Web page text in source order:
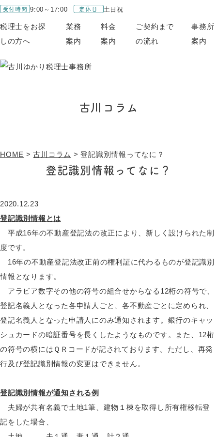
受付時間 9:00～17:00 定休日 土日祝
税理士をお探
しの方へ
業務
案内
料金
案内
ご契約まで
の流れ
事務所
案内
古川コラム
HOME >古川コラム >登記識別情報ってなに？
登記識別情報ってなに？
2020.12.23
登記識別情報とは
平成16年の不動産登記法の改正により、新しく設けられた制
度です。
16年の不動産登記法改正前の権利証に代わるものが登記識別
情報となります。
アラビア数字その他の符号の組合せからなる12桁の符号で、
登記名義人となった各申請人ごと、各不動産ごとに定められ、
登記名義人となった申請人にのみ通知されます。銀行のキャッ
シュカードの暗証番号を長くしたようなものです。また、12桁
の符号の横にはＱＲコードが記されております。ただし、再発
行及び登記識別情報の変更はできません。
登記識別情報が通知される例
夫婦が共有名義で土地1筆、建物１棟を取得し所有権移転登
記をした場合、